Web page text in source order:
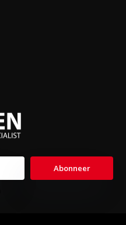
Abonneer